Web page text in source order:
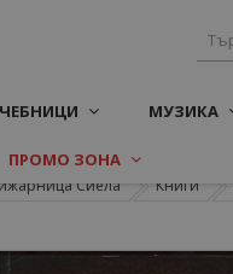
МУЗИКА
ПРОМО ЗОНА
Сиела Книги